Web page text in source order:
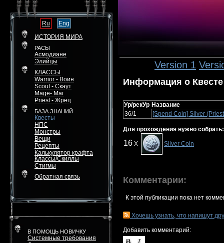
Ru
Eng
ИСТОРИЯ МИРА
РАСЫ
Асмодиане
Элийцы
КЛАССЫ
Warrior - Воин
Scout - Скаут
Mage- Маг
Priest - Жрец
БАЗА ЗНАНИЙ
Квесты
НПС
Монстры
Вещи
Рецепты
Калькулятор крафта
Классы/Скиллы
Стигмы
Обратная связь
В ПОМОЩЬ НОВИЧКУ
Системные требования
Version 1
Информация о Квесте
Ур/рекУр Название
36/1
[Spend Coin] Silver
Для прохождения нужно собрать:
16 X Silver Coin
Комментарии:
К этой публикации пока нет
Хочешь узнать, что напишут
Добавить комментарий: